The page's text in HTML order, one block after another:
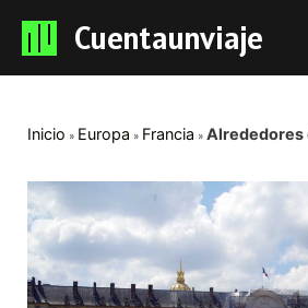
Cuentaunviaje
Inicio Europa Francia Alrededores